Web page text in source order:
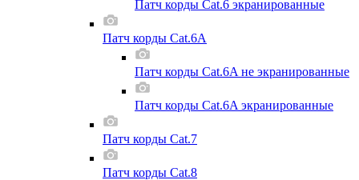
Патч корды Cat.6 экранированные
Патч корды Cat.6A
Патч корды Cat.6A не экранированные
Патч корды Cat.6A экранированные
Патч корды Cat.7
Патч корды Cat.8